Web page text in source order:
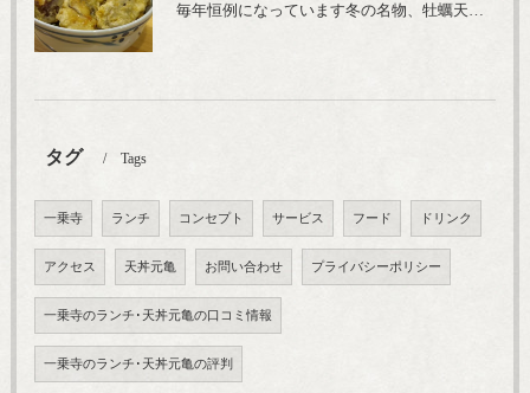
毎年恒例になっています冬の名物、牡蠣天丼が販売開始です、広島県産の大粒牡蠣を使用し天ぷらならではのカリと衣クリーミーな味わいをどうぞ
タグ Tags
一乗寺 ランチ コンセプト サービス フード ドリンク
アクセス 天丼元亀 お問い合わせ プライバシーポリシー
一乗寺のランチ･天丼元亀の口コミ情報
一乗寺のランチ･天丼元亀の評判